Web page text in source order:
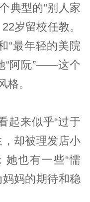
典型的“别人家
岁留校任教。
“最年轻的美院
“阿阮”——这个
格。
起来似乎“过于
却被理发店小
她也有一些“懦
妈的期待和稳